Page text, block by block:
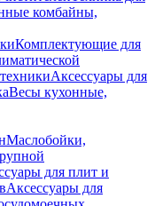
комбайны,
Комплектующие для
Аксессуары для
Весы кухонные,
Маслобойки,
для плит и
Аксессуары для